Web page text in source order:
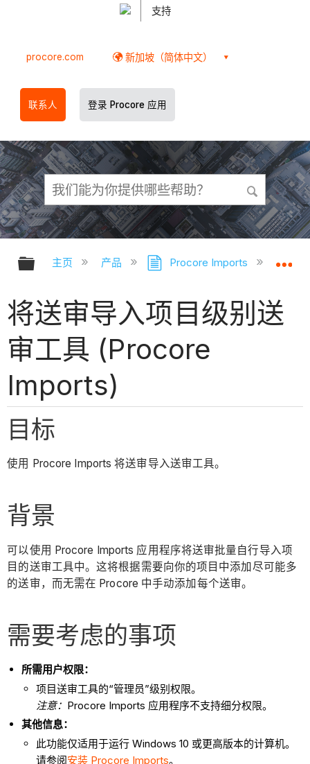
支持
procore.com 新加坡（简体中文）
联系人 登录 Procore 应用
扩展/隐缩全局层次
主页 产品 Procore Imports 送审
将送审导入项目级别送
审工具 (Procore
Imports)
目标
使用 Procore Imports 将送审导入送审工具。
背景
可以使用 Procore Imports 应用程序将送审批量自行导入项
目的送审工具中。这将根据需要向你的项目中添加尽可能多
的送审，而无需在 Procore 中手动添加每个送审。
需要考虑的事项
所需用户权限：
项目送审工具的“管理员”级别权限。
注意： Procore Imports 应用程序不支持细分权限。
其他信息：
此功能仅适用于运行 Windows 10 或更高版本的计算机。
请参阅安装 Procore Imports。